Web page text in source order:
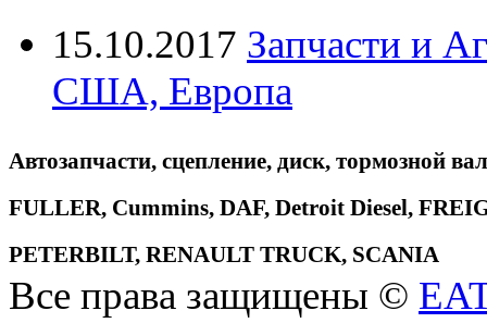
15.10.2017 Запчасти и
США, Европа
Автозапчасти, сцепление, диск, тормозной
FULLER, Cummins, DAF, Detroit Diesel,
PETERBILT, RENAULT TRUCK, SCANIA
Все права защищены ©